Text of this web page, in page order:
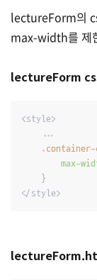
lectureForm의
max-width를 제
lectureForm
<style>
    ...
.container-
max-
    }
</style>